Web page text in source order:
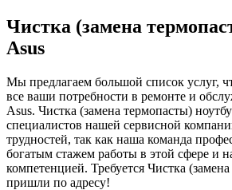
Чистка (замена
Asus
Мы предлагаем большой список услуг,
все ваши потребности в ремонте и
Asus. Чистка (замена термопасты)
специалистов нашей сервисной
трудностей, так как наша команда
богатым стажем работы в этой сфере и
компетенцией. Требуется Чистка
пришли по адресу!